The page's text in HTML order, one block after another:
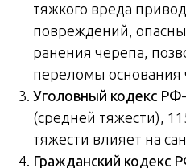
тяжкого вреда
повреждений,
ранения черепа,
переломы основания
Уголовный кодекс РФ
(средней тяжести),
тяжести влияет на
Гражданский кодекс